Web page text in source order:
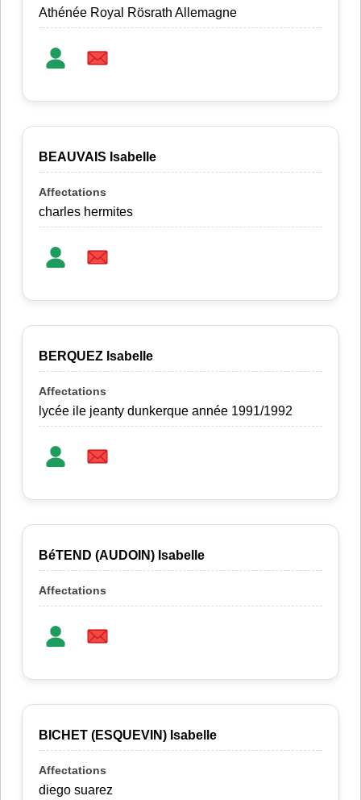
Athénée Royal Rösrath Allemagne
BEAUVAIS Isabelle
charles hermites
BERQUEZ Isabelle
lycée ile jeanty dunkerque année 1991/1992
BéTEND (AUDOIN) Isabelle
BICHET (ESQUEVIN) Isabelle
diego suarez